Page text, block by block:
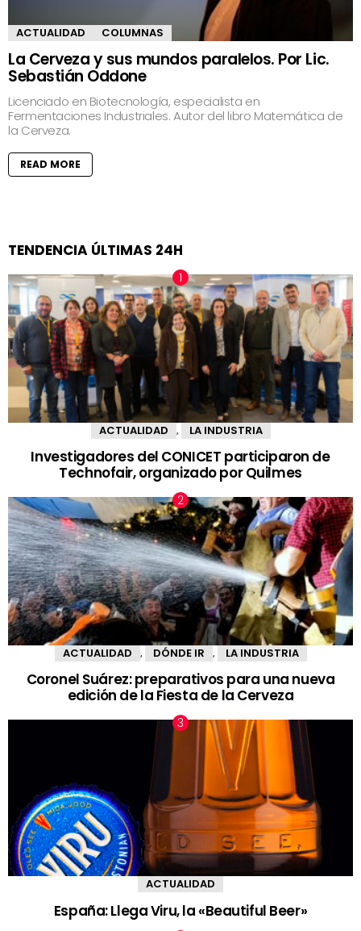
ACTUALIDAD COLUMNAS
La Cerveza y sus mundos paralelos. Por Lic.
Sebastián Oddone
Licenciado en Biotecnología, especialista en
Fermentaciones Industriales. Autor del libro Matemática de
la Cerveza.
READ MORE
TENDENCIA ÚLTIMAS 24H
ACTUALIDAD LA INDUSTRIA
Investigadores del CONICET participaron de
Technofair, organizado por Quilmes
ACTUALIDAD , DÓNDE IR , LA INDUSTRIA
Coronel Suárez: preparativos para una nueva
edición de la Fiesta de la Cerveza
ACTUALIDAD
España: Llega Viru, la «Beautiful Beer»